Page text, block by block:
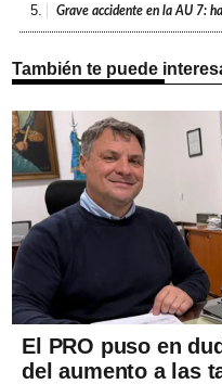
5. Grave accidente en la AU 7:
También te puede
El PRO puso en
del aumento a las